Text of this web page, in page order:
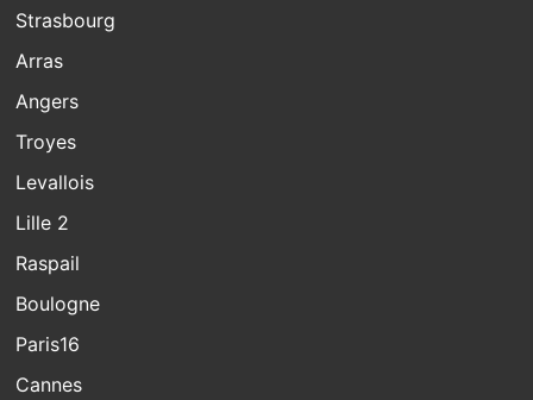
Strasbourg
Arras
Angers
Troyes
Levallois
Lille 2
Raspail
Boulogne
Paris16
Cannes